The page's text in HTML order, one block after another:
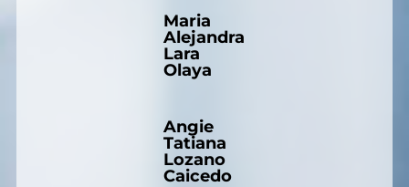
Maria
Alejandra
Lara
Olaya
Angie
Tatiana
Lozano
Caicedo